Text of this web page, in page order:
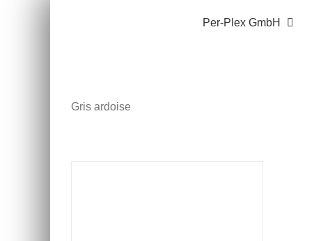
Per-Plex GmbH
Gris ardoise